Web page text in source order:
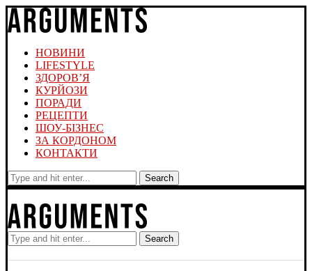
НОВИНИ
LIFESTYLE
ЗДОРОВ’Я
КУРЙОЗИ
ПОРАДИ
РЕЦЕПТИ
ШОУ-БІЗНЕС
ЗА КОРДОНОМ
КОНТАКТИ
Search
Search